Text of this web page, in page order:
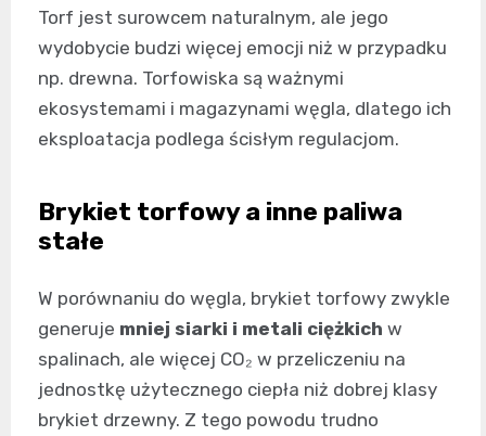
Torf jest surowcem naturalnym, ale jego
wydobycie budzi więcej emocji niż w przypadku
np. drewna. Torfowiska są ważnymi
ekosystemami i magazynami węgla, dlatego ich
eksploatacja podlega ścisłym regulacjom.
Brykiet torfowy a inne paliwa
stałe
W porównaniu do węgla, brykiet torfowy zwykle
generuje mniej siarki i metali ciężkich w
spalinach, ale więcej CO₂ w przeliczeniu na
jednostkę użytecznego ciepła niż dobrej klasy
brykiet drzewny. Z tego powodu trudno